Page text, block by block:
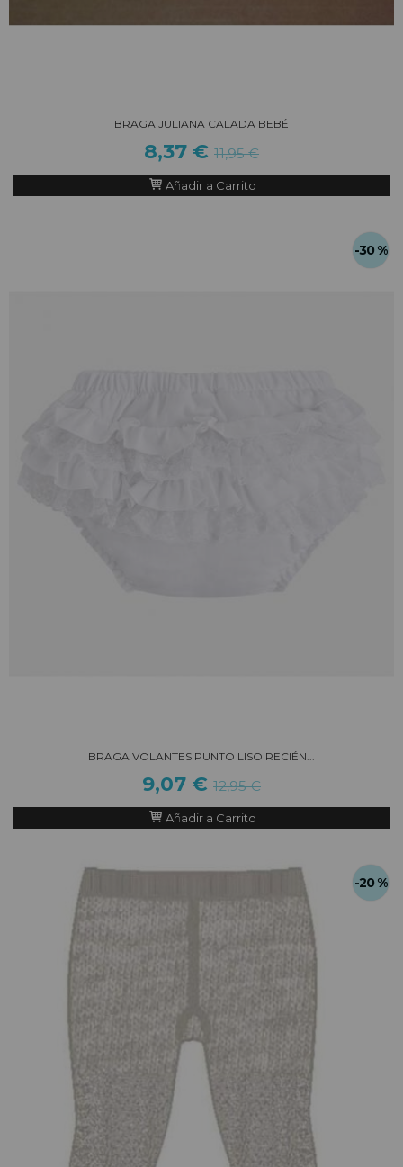
BRAGA JULIANA CALADA BEBÉ
8,37 € 11,95 €
Añadir a Carrito
-30 %
BRAGA VOLANTES PUNTO LISO RECIÉN...
9,07 € 12,95 €
Añadir a Carrito
-20 %